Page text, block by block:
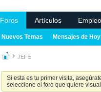
Foros Artículos
Nuevos Temas Mensajes de Hoy
JEFE
Si esta es tu primer visita,
seleccione el foro que quiere